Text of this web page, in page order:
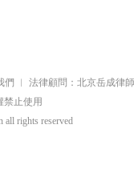
們 ︱
法律顧問：北京岳成律
禁止使用
all rights reserved